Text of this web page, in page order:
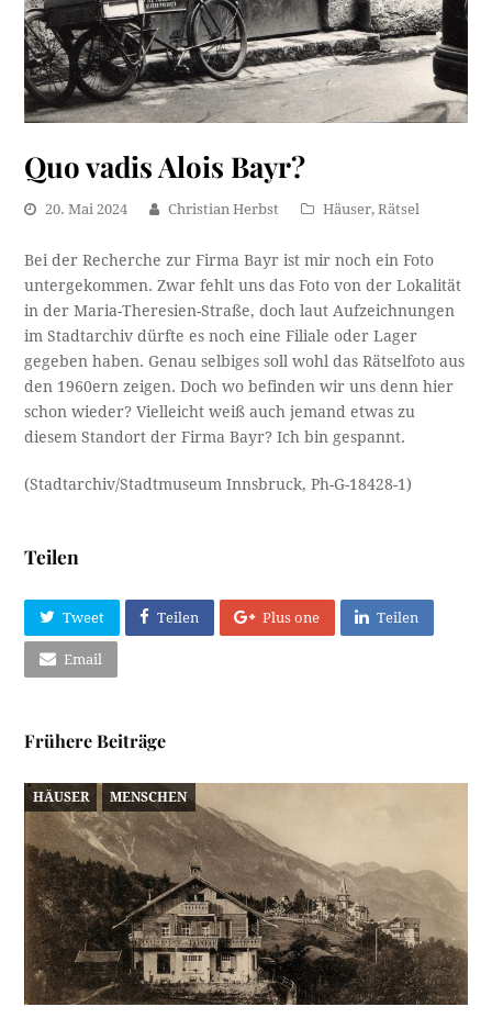
Quo vadis Alois Bayr?
20. Mai 2024 Christian Herbst Häuser,Rätsel
Bei der Recherche zur Firma Bayr ist mir noch ein Foto
untergekommen. Zwar fehlt uns das Foto von der Lokalität
in der Maria-Theresien-Straße, doch laut Aufzeichnungen
im Stadtarchiv dürfte es noch eine Filiale oder Lager
gegeben haben. Genau selbiges soll wohl das Rätselfoto aus
den 1960ern zeigen. Doch wo befinden wir uns denn hier
schon wieder? Vielleicht weiß auch jemand etwas zu
diesem Standort der Firma Bayr? Ich bin gespannt.
(Stadtarchiv/Stadtmuseum Innsbruck, Ph-G-18428-1)
Teilen
Tweet Teilen Plus one Teilen
Email
Frühere Beiträge
HÄUSER MENSCHEN